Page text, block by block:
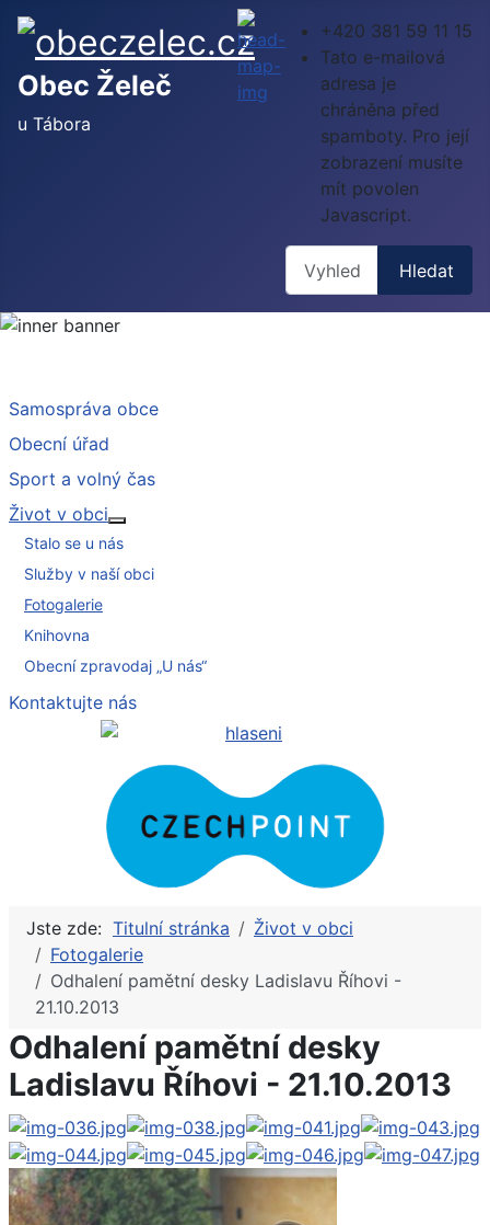
Obec Želeč
u Tábora
+420 381 59 11 15
Tato e-mailová
adresa je
chráněna před
spamboty. Pro její
zobrazení musíte
mít povolen
Javascript.
Hledat
Samospráva obce
Obecní úřad
Sport a volný čas
Život v obci
Stalo se u nás
Služby v naší obci
Fotogalerie
Knihovna
Obecní zpravodaj „U nás“
Kontaktujte nás
Jste zde: Titulní stránka
Život v obci
Fotogalerie
Odhalení pamětní desky Ladislavu Říhovi -
21.10.2013
Odhalení pamětní desky
Ladislavu Říhovi - 21.10.2013